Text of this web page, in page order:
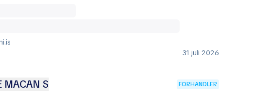
31 juli 2026
MACAN S FORHANDLER